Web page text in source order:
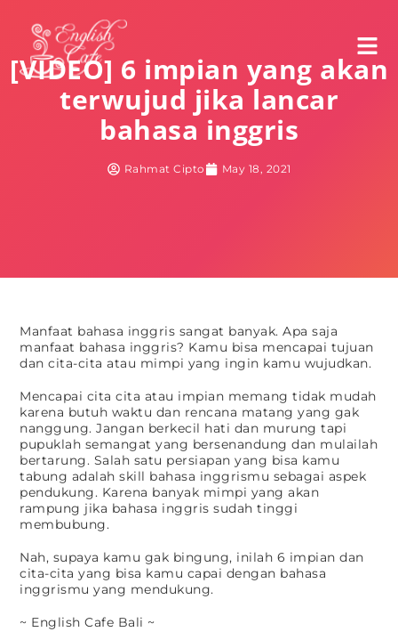
[VIDEO] 6 impian yang akan
terwujud jika lancar
bahasa inggris
Rahmat Cipto May 18, 2021
Manfaat bahasa inggris sangat banyak. Apa saja
manfaat bahasa inggris? Kamu bisa mencapai tujuan
dan cita-cita atau mimpi yang ingin kamu wujudkan.
Mencapai cita cita atau impian memang tidak mudah
karena butuh waktu dan rencana matang yang gak
nanggung. Jangan berkecil hati dan murung tapi
pupuklah semangat yang bersenandung dan mulailah
bertarung. Salah satu persiapan yang bisa kamu
tabung adalah skill bahasa inggrismu sebagai aspek
pendukung. Karena banyak mimpi yang akan
rampung jika bahasa inggris sudah tinggi
membubung.
Nah, supaya kamu gak bingung, inilah 6 impian dan
cita-cita yang bisa kamu capai dengan bahasa
inggrismu yang mendukung.
~ English Cafe Bali ~